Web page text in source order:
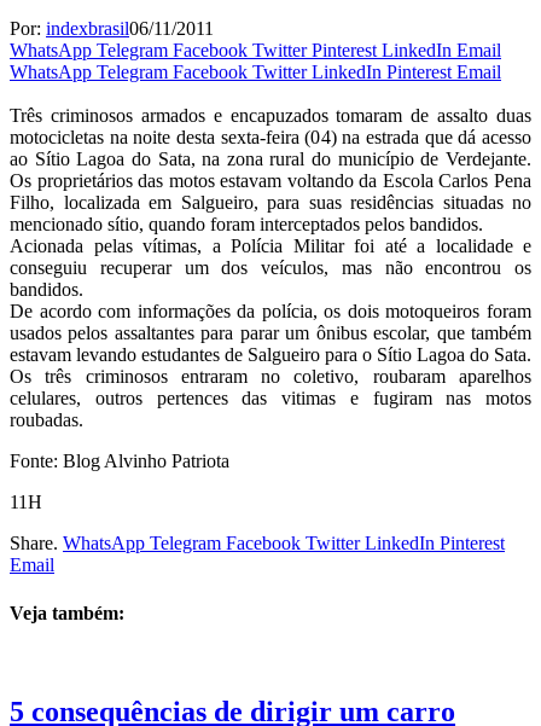
Por: indexbrasil06/11/2011
WhatsApp Telegram Facebook Twitter Pinterest LinkedIn Email
WhatsApp Telegram Facebook Twitter LinkedIn Pinterest Email
Três criminosos armados e encapuzados tomaram de assalto duas
motocicletas na noite desta sexta-feira (04) na estrada que dá acesso
ao Sítio Lagoa do Sata, na zona rural do município de Verdejante.
Os proprietários das motos estavam voltando da Escola Carlos Pena
Filho, localizada em Salgueiro, para suas residências situadas no
mencionado sítio, quando foram interceptados pelos bandidos.
Acionada pelas vítimas, a Polícia Militar foi até a localidade e
conseguiu recuperar um dos veículos, mas não encontrou os
bandidos.
De acordo com informações da polícia, os dois motoqueiros foram
usados pelos assaltantes para parar um ônibus escolar, que também
estavam levando estudantes de Salgueiro para o Sítio Lagoa do Sata.
Os três criminosos entraram no coletivo, roubaram aparelhos
celulares, outros pertences das vitimas e fugiram nas motos
roubadas.
Fonte: Blog Alvinho Patriota
11H
Share. WhatsApp Telegram Facebook Twitter LinkedIn Pinterest
Email
Veja também:
5 consequências de dirigir um carro